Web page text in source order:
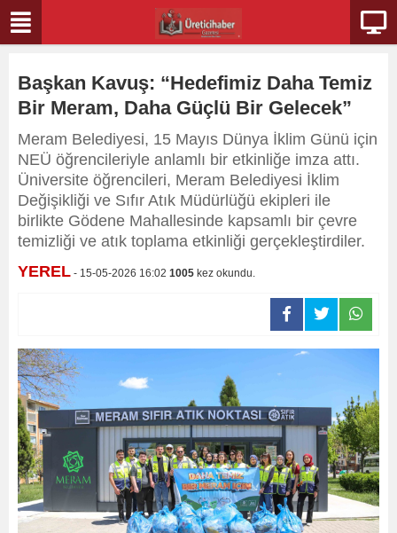
Başkan Kavuş: “Hedefimiz Daha Temiz
Bir Meram, Daha Güçlü Bir Gelecek”
Meram Belediyesi, 15 Mayıs Dünya İklim Günü için
NEÜ öğrencileriyle anlamlı bir etkinliğe imza attı.
Üniversite öğrencileri, Meram Belediyesi İklim
Değişikliği ve Sıfır Atık Müdürlüğü ekipleri ile
birlikte Gödene Mahallesinde kapsamlı bir çevre
temizliği ve atık toplama etkinliği gerçekleştirdiler.
YEREL - 15-05-2026 16:02 1005 kez okundu.